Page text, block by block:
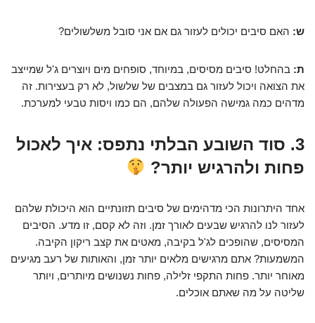
ש: האם סיבים יכולים לעזור גם אם אני סובל משלשולים?
ת: בהחלט! סיבים מסיסים, במיוחד, סופחים מים ויוצרים ג'ל שמייצב
את הצואה ויכול לעזור גם במצבים של שלשול, לא רק בעצירות. זה
מדהים כמה גמישה הפעולה שלהם, הם כמו ויסות טבעי למערכת.
3. סוד השובע הבלתי נתפס: איך לאכול
פחות ולהרגיש יותר?
אחד היתרונות הכי מדהימים של סיבים תזונתיים הוא היכולת שלהם
לעזור לנו להרגיש שבעים לאורך זמן. וזה לא קסם, זו מדע. הסיבים
המסיסים, שהופכים לג'ל בקיבה, מאטים את קצב ריקון הקיבה.
המשמעות? אתם מרגישים מלאים יותר זמן, והאותות של רעב מגיעים
מאוחר יותר. פחות התקפי זלילה, פחות נשנושים מיותרים, ויותר
שליטה על מה שאתם אוכלים.